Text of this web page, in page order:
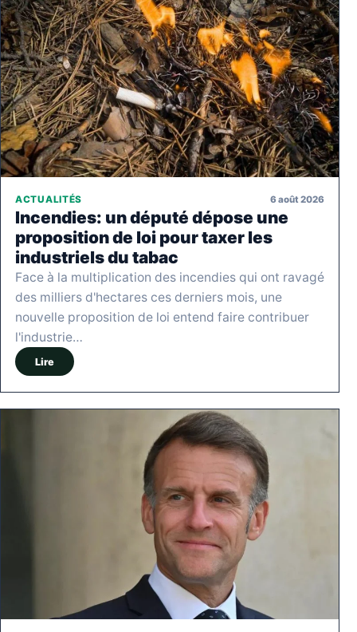
ACTUALITÉS 6 août 2026
Incendies: un député dépose une
proposition de loi pour taxer les
industriels du tabac
Face à la multiplication des incendies qui ont ravagé
des milliers d'hectares ces derniers mois, une
nouvelle proposition de loi entend faire contribuer
l'industrie…
Lire